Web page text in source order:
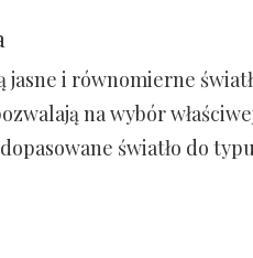
i równomierne
na wybór
światło do